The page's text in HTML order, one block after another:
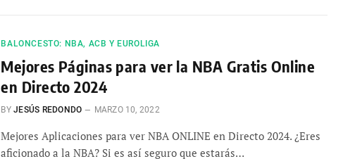
BALONCESTO: NBA, ACB Y EUROLIGA
Mejores Páginas para ver la NBA Gratis Online
en Directo 2024
BY JESÚS REDONDO MARZO 10, 2022
Mejores Aplicaciones para ver NBA ONLINE en Directo 2024. ¿Eres
aficionado a la NBA? Si es así seguro que estarás…